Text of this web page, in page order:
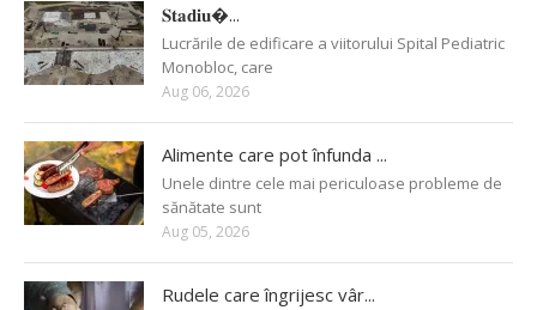
𝐒𝐭𝐚𝐝𝐢𝐮�...
Lucrările de edificare a viitorului Spital Pediatric
Monobloc, care
Aug 06, 2026
Alimente care pot înfunda ...
Unele dintre cele mai periculoase probleme de
sănătate sunt
Aug 05, 2026
Rudele care îngrijesc vâr...